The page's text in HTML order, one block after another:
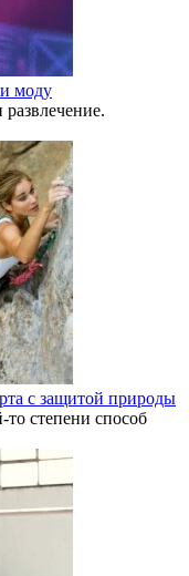
моду
с защитой природы
степени способ